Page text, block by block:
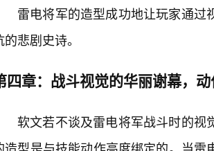
雷电将军的造型成功地让玩家通
的悲剧史诗。
四章：战斗视觉的华丽谢幕，
软文若不谈及雷电将军战斗时的视